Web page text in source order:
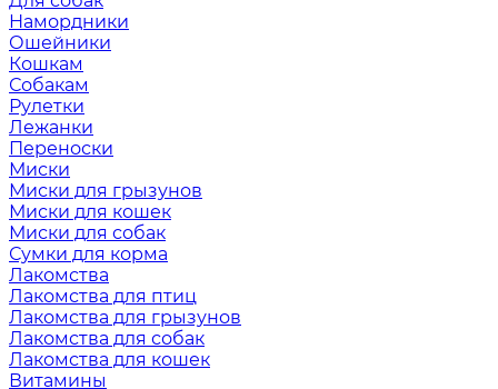
Намордники
Ошейники
Кошкам
Собакам
Рулетки
Лежанки
Переноски
Миски
Миски для грызунов
Миски для кошек
Миски для собак
Сумки для корма
Лакомства
Лакомства для птиц
Лакомства для грызунов
Лакомства для собак
Лакомства для кошек
Витамины